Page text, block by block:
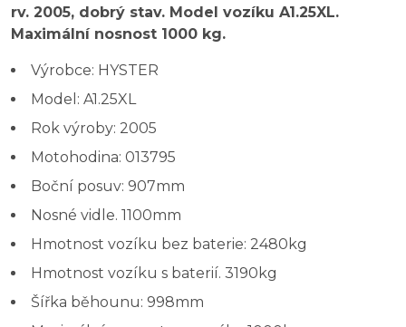
rv. 2005, dobrý stav. Model vozíku A1.25XL.
Maximální nosnost 1000 kg.
Výrobce: HYSTER
Model: A1.25XL
Rok výroby: 2005
Motohodina: 013795
Boční posuv: 907mm
Nosné vidle. 1100mm
Hmotnost vozíku bez baterie: 2480kg
Hmotnost vozíku s baterií. 3190kg
Šířka běhounu: 998mm